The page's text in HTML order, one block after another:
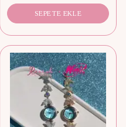
SEPETE EKLE